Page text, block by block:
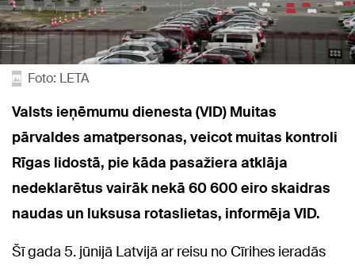
Foto: LETA
Valsts ieņēmumu dienesta (VID) Muitas
pārvaldes amatpersonas, veicot muitas kontroli
Rīgas lidostā, pie kāda pasažiera atklāja
nedeklarētus vairāk nekā 60 600 eiro skaidras
naudas un luksusa rotaslietas, informēja VID.
Šī gada 5. jūnijā Latvijā ar reisu no Cīrihes ieradās